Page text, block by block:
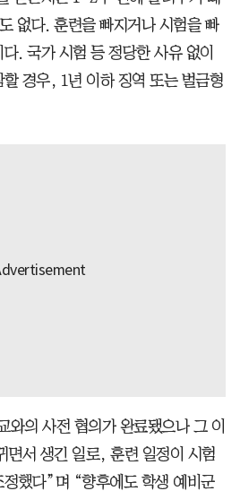
없다. 훈련을 빠지거나 시험을 빠
. 국가 시험 등 정당한 사유 없이
경우, 1년 이하 징역 또는 벌금형
와의 사전 협의가 완료됐으나 그 이
면서 생긴 일로, 훈련 일정이 시험
했다”며 “향후에도 학생 예비군